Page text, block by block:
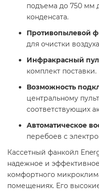
подъема до 750 мм
конденсата.
Противопылевой
для очистки
Инфракрасный
комплект поставки.
Возможность
центральному
соответствующих
Автоматическое
перебоев с
Кассетный фанкойл
надежное и
комфортного
помещениях. Его